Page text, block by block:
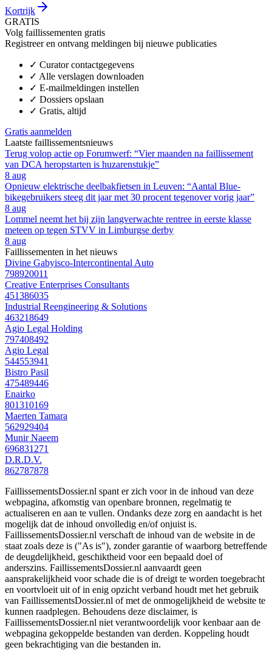
Kortrijk
GRATIS
Volg faillissementen gratis
Registreer en ontvang meldingen bij nieuwe publicaties
✓ Curator contactgegevens
✓ Alle verslagen downloaden
✓ E-mailmeldingen instellen
✓ Dossiers opslaan
✓ Gratis, altijd
Gratis aanmelden
Laatste faillissementsnieuws
Terug volop actie op Forumwerf: “Vier maanden na faillissement
van DCA heropstarten is huzarenstukje”
8 aug
Opnieuw elektrische deelbakfietsen in Leuven: “Aantal Blue-
bikegebruikers steeg dit jaar met 30 procent tegenover vorig jaar”
8 aug
Lommel neemt het bij zijn langverwachte rentree in eerste klasse
meteen op tegen STVV in Limburgse derby
8 aug
Faillissementen in het nieuws
Divine Gabyisco-Intercontinental Auto
798920011
Creative Enterprises Consultants
451386035
Industrial Reengineering & Solutions
463218649
Agio Legal Holding
797408492
Agio Legal
544553941
Bistro Pasil
475489446
Enairko
801310169
Maerten Tamara
562929404
Munir Naeem
696831271
D.R.D.V.
862787878
FaillissementsDossier.nl spant er zich voor in de inhoud van deze
webpagina, afkomstig van openbare bronnen, regelmatig te
actualiseren en aan te vullen. Ondanks deze zorg en aandacht is het
mogelijk dat de inhoud onvolledig en/of onjuist is.
FaillissementsDossier.nl verschaft de inhoud van de website in de
staat zoals deze is ("As is"), zonder garantie of waarborg betreffende
de deugdelijkheid, geschiktheid voor een bepaald doel of
anderszins. FaillissementsDossier.nl aanvaardt geen
aansprakelijkheid voor schade die is of dreigt te worden toegebracht
en voortvloeit uit of in enig opzicht verband houdt met het gebruik
van FaillissementsDossier.nl of met de onmogelijkheid de website te
kunnen raadplegen. Behoudens deze disclaimer, is
FaillissementsDossier.nl niet verantwoordelijk voor kenbaar aan de
webpagina gekoppelde bestanden van derden. Koppeling houdt
geen bekrachtiging van die bestanden in.